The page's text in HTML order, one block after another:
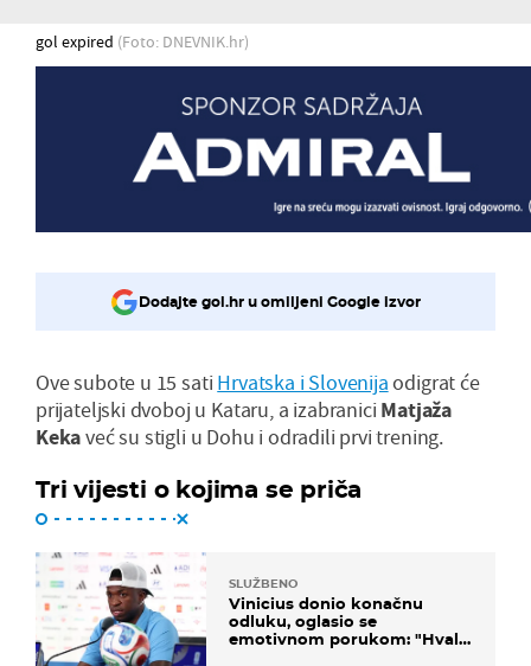
gol expired (Foto: DNEVNIK.hr)
Dodajte gol.hr u omiljeni Google izvor
Ove subote u 15 sati Hrvatska i Slovenijaodigrat će
prijateljski dvoboj u Kataru, a izabranici Matjaža
Kekaveć su stigli u Dohu i odradili prvi trening.
Tri vijesti o kojima se priča
SLUŽBENO
Vinicius donio konačnu
odluku, oglasio se
emotivnom porukom: "Hvala